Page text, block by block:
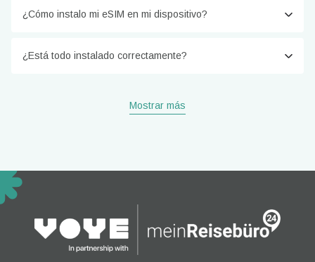
¿Cómo instalo mi eSIM en mi dispositivo?
¿Está todo instalado correctamente?
Mostrar más